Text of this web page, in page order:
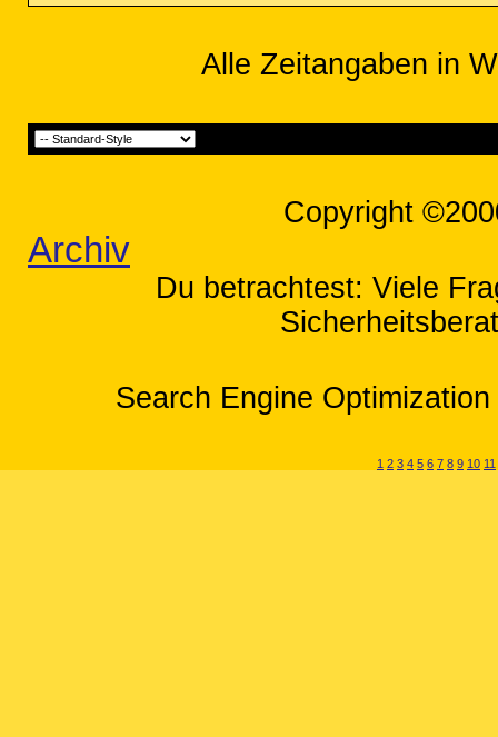
Alle Zeitangaben in
Copyright
Archiv
Du betrachtest: Viele
Search Engine
1 2 3 4 5 6 7 8 9 10 11